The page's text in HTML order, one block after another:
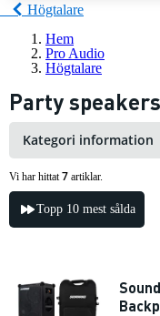
Högtalare
Hem
Pro Audio
Högtalare
Party speakers
Kategori information
Vi har hittat7 artiklar.
Topp 10 mest sålda